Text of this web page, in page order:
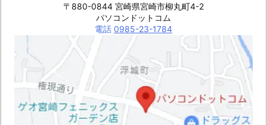
〒880-0844 宮崎県宮崎市柳丸町4-2
パソコンドットコム
電話 0985-23-1784